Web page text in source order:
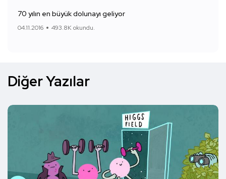
70 yılın en büyük dolunayı geliyor
04.11.2016 493.8K okundu.
Diğer Yazılar